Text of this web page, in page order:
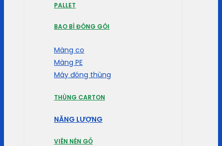
PALLET
BAO BÌ ĐÓNG GÓI
Màng co
Màng PE
Máy đóng thùng
THÙNG CARTON
NĂNG LƯỢNG
VIÊN NÉN GỖ